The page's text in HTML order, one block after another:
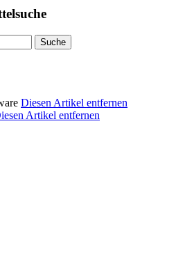
Suche
Diesen Artikel entfernen
Artikel entfernen